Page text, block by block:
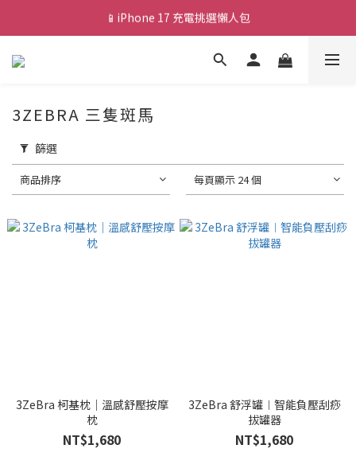
💰新會員送 $88 購物金
3ZEBRA 三隻斑馬
篩選
商品排序 每頁顯示 24 個
3ZeBra 柯基枕｜溫感舒壓按摩
枕
NT$1,680
3ZeBra 舒浮罐︱智能負壓刮痧
拔罐器
NT$1,680